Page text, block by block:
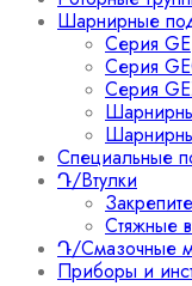
Шарнирные
Серия GE
Серия
Серия
Специальные
Դ/Втулки
Стяжные
Դ/Смазочные
Приборы и